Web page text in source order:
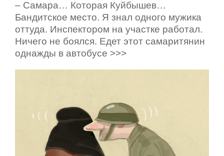
– Самара… Которая Куйбышев…
Бандитское место. Я знал одного мужика
оттуда. Инспектором на участке работал.
Ничего не боялся. Едет этот самаритянин
однажды в автобусе >>>